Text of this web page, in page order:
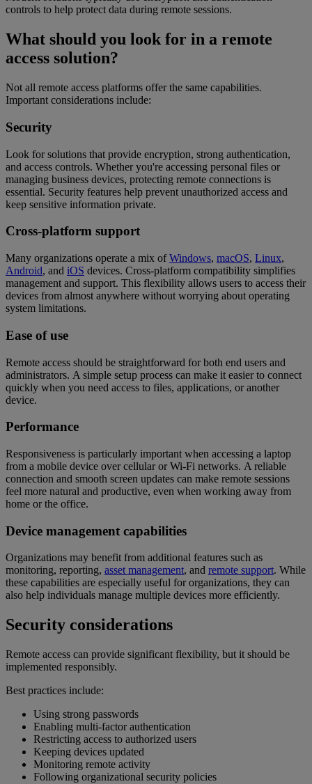
controls to help protect data during remote sessions.
What should you look for in a remote
access solution?
Not all remote access platforms offer the same capabilities.
Important considerations include:
Security
Look for solutions that provide encryption, strong authentication,
and access controls. Whether you're accessing personal files or
managing business devices, protecting remote connections is
essential. Security features help prevent unauthorized access and
keep sensitive information private.
Cross-platform support
Many organizations operate a mix ofWindows, macOS, Linux,
Android, and iOS devices. Cross-platform compatibility simplifies
management and support. This flexibility allows users to access their
devices from almost anywhere without worrying about operating
system limitations.
Ease of use
Remote access should be straightforward for both end users and
administrators. A simple setup process can make it easier to connect
quickly when you need access to files, applications, or another
device.
Performance
Responsiveness is particularly important when accessing a laptop
from a mobile device over cellular or Wi-Fi networks. A reliable
connection and smooth screen updates can make remote sessions
feel more natural and productive, even when working away from
home or the office.
Device management capabilities
Organizations may benefit from additional features such as
monitoring, reporting, asset management, and remote support. While
these capabilities are especially useful for organizations, they can
also help individuals manage multiple devices more efficiently.
Security considerations
Remote access can provide significant flexibility, but it should be
implemented responsibly.
Best practices include:
Using strong passwords
Enabling multi-factor authentication
Restricting access to authorized users
Keeping devices updated
Monitoring remote activity
Following organizational security policies